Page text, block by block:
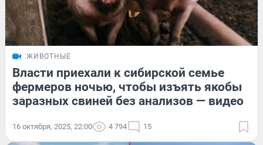
ЖИВОТНЫЕ
Власти приехали к сибирской семье
фермеров ночью, чтобы изъять якобы
заразных свиней без анализов — видео
16 октября, 2025, 22:00 4 794 15